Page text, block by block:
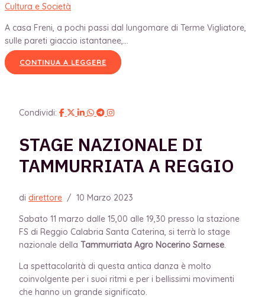
Cultura e Società
A casa Freni, a pochi passi dal lungomare di Terme Vigliatore,
sulle pareti giaccio istantanee,...
CONTINUA A LEGGERE
Condividi:
STAGE NAZIONALE DI
TAMMURRIATA A REGGIO
di direttore / 10 Marzo 2023
Sabato 11 marzo dalle 15,00 alle 19,30 presso la stazione
FS di Reggio Calabria Santa Caterina, si terrà lo stage
nazionale della Tammurriata Agro Nocerino Sarnese.
La spettacolarità di questa antica danza è molto
coinvolgente per i suoi ritmi e per i bellissimi movimenti
che hanno un grande significato.